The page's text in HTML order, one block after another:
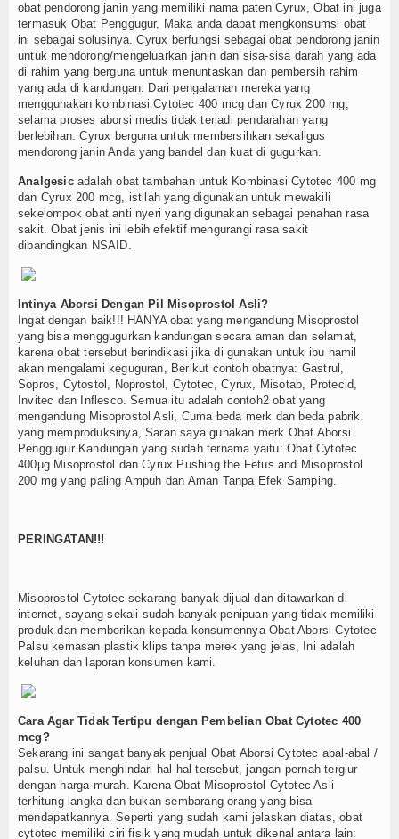
obat pendorong janin yang memiliki nama paten Cyrux, Obat ini juga
termasuk Obat Penggugur, Maka anda dapat mengkonsumsi obat
ini sebagai solusinya. Cyrux berfungsi sebagai obat pendorong janin
untuk mendorong/mengeluarkan janin dan sisa-sisa darah yang ada
di rahim yang berguna untuk menuntaskan dan pembersih rahim
yang ada di kandungan. Dari pengalaman mereka yang
menggunakan kombinasi Cytotec 400 mcg dan Cyrux 200 mg,
selama proses aborsi medis tidak terjadi pendarahan yang
berlebihan. Cyrux berguna untuk membersihkan sekaligus
mendorong janin Anda yang bandel dan kuat di gugurkan.
Analgesicadalah obat tambahan untuk Kombinasi Cytotec 400 mg
dan Cyrux 200 mcg, istilah yang digunakan untuk mewakili
sekelompok obat anti nyeri yang digunakan sebagai penahan rasa
sakit. Obat jenis ini lebih efektif mengurangi rasa sakit
dibandingkan NSAID.
Intinya Aborsi Dengan Pil Misoprostol Asli?
Ingat dengan baik!!! HANYA obat yang mengandung Misoprostol
yang bisa menggugurkan kandungan secara aman dan selamat,
karena obat tersebut berindikasi jika di gunakan untuk ibu hamil
akan mengalami keguguran, Berikut contoh obatnya: Gastrul,
Sopros, Cytostol, Noprostol, Cytotec, Cyrux, Misotab, Protecid,
Invitec dan Inflesco. Semua itu adalah contoh2 obat yang
mengandung Misoprostol Asli, Cuma beda merk dan beda pabrik
yang memproduksinya, Saran saya gunakan merk Obat Aborsi
Penggugur Kandungan yang sudah ternama yaitu: Obat Cytotec
400µg Misoprostol dan Cyrux Pushing the Fetus and Misoprostol
200 mg yang paling Ampuh dan Aman Tanpa Efek Samping.
PERINGATAN!!!
Misoprostol Cytotec sekarang banyak dijual dan ditawarkan di
internet, sayang sekali sudah banyak penipuan yang tidak memiliki
produk dan memberikan kepada konsumennya Obat Aborsi Cytotec
Palsu kemasan plastik klips tanpa merek yang jelas, Ini adalah
keluhan dan laporan konsumen kami.
Cara Agar Tidak Tertipu dengan Pembelian Obat Cytotec 400
mcg?
Sekarang ini sangat banyak penjual Obat Aborsi Cytotec abal-abal /
palsu. Untuk menghindari hal-hal tersebut, jangan pernah tergiur
dengan harga murah. Karena Obat Misoprostol Cytotec Asli
terhitung langka dan bukan sembarang orang yang bisa
mendapatkannya. Seperti yang sudah kami jelaskan diatas, obat
cytotec memiliki ciri fisik yang mudah untuk dikenal antara lain: